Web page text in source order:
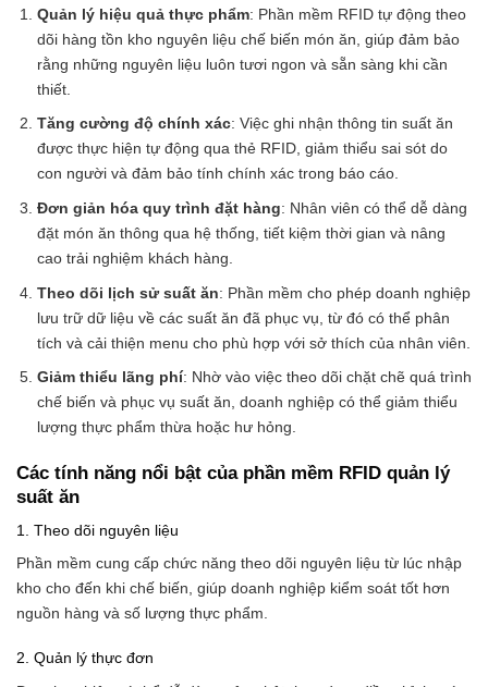
Quản lý hiệu quả thực phẩm: Phần mềm RFID tự động theo
dõi hàng tồn kho nguyên liệu chế biến món ăn, giúp đảm bảo
rằng những nguyên liệu luôn tươi ngon và sẵn sàng khi cần
thiết.
Tăng cường độ chính xác: Việc ghi nhận thông tin suất ăn
được thực hiện tự động qua thẻ RFID, giảm thiểu sai sót do
con người và đảm bảo tính chính xác trong báo cáo.
Đơn giản hóa quy trình đặt hàng: Nhân viên có thể dễ dàng
đặt món ăn thông qua hệ thống, tiết kiệm thời gian và nâng
cao trải nghiệm khách hàng.
Theo dõi lịch sử suất ăn: Phần mềm cho phép doanh nghiệp
lưu trữ dữ liệu về các suất ăn đã phục vụ, từ đó có thể phân
tích và cải thiện menu cho phù hợp với sở thích của nhân viên.
Giảm thiểu lãng phí: Nhờ vào việc theo dõi chặt chẽ quá trình
chế biến và phục vụ suất ăn, doanh nghiệp có thể giảm thiểu
lượng thực phẩm thừa hoặc hư hỏng.
Các tính năng nổi bật của phần mềm RFID quản lý
suất ăn
1. Theo dõi nguyên liệu
Phần mềm cung cấp chức năng theo dõi nguyên liệu từ lúc nhập
kho cho đến khi chế biến, giúp doanh nghiệp kiểm soát tốt hơn
nguồn hàng và số lượng thực phẩm.
2. Quản lý thực đơn